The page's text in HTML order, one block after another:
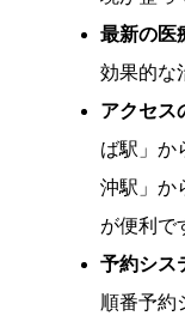
最新の医
効果的な
アクセス
ば駅」か
沖駅」か
が便利で
予約シス
順番予約